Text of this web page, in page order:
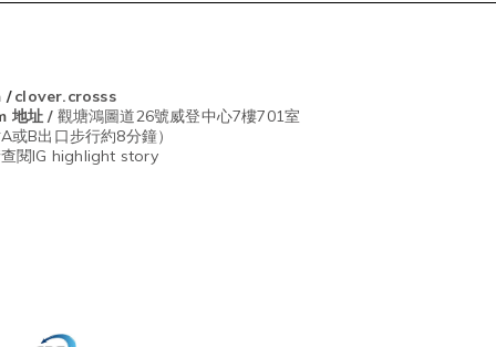
/ clover.crosss
地址 / 觀塘鴻圖道26號威登中心7樓701室
或B出口步行約8分鐘）
閱IG highlight story